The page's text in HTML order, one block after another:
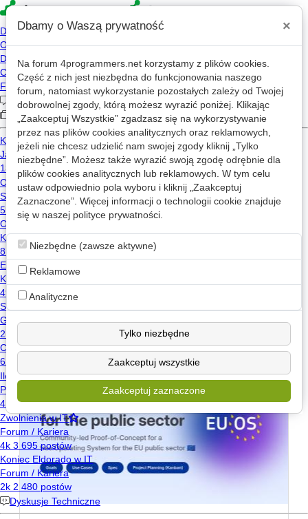
Wiadomość
viader
2026-05-04 19:11
2013-01-15 14:01
6,104 wizyt
Wpisy viader na mikroblogu
viader
Zobaczyłem dzisiaj POC dla EU OS:
https://eu-os.gitlab.io/
Uważacie, że Fedora to dobry wybór ;)?
Dbamy o Waszą prywatność ×
Na forum 4programmers.net korzystamy z plików cookies.
Część z nich jest niezbędna do funkcjonowania naszego
forum, natomiast wykorzystanie pozostałych zależy od Twojej
dobrowolnej zgody, którą możesz wyrazić poniżej. Klikając
„Zaakceptuj Wszystkie” zgadzasz się na wykorzystywanie
przez nas plików cookies analitycznych oraz reklamowych,
jeżeli nie chcesz udzielić nam swojej zgody kliknij „Tylko
niezbędne”. Możesz także wyrazić swoją zgodę odrębnie dla
plików cookies analitycznych lub reklamowych. W tym celu
ustaw odpowiednio pola wyboru i kliknij „Zaakceptuj
Zaznaczone”. Więcej informacji o technologii cookie znajduje
się w naszej polityce prywatności.
Niezbędne (zawsze aktywne)
Reklamowe
Analityczne
Tylko niezbędne
Zaakceptuj wszystkie
Zaakceptuj zaznaczone